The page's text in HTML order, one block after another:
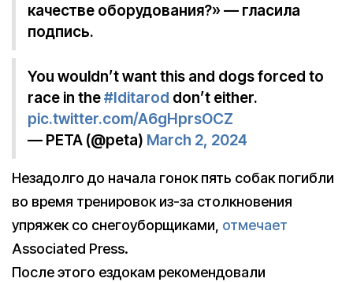
качестве оборудования?» — гласила
подпись.
You wouldn’t want this and dogs forced to
race in the#Iditarod don’t either.
pic.twitter.com/A6gHprsOCZ
— PETA (@peta) March 2, 2024
Незадолго до начала гонок пять собак погибли
во время тренировок из-за столкновения
упряжек со снегоуборщиками, отмечает
Associated Press.
После этого ездокам рекомендовали